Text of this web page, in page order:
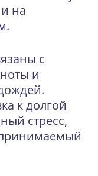
на
с
и
к долгой
стресс,